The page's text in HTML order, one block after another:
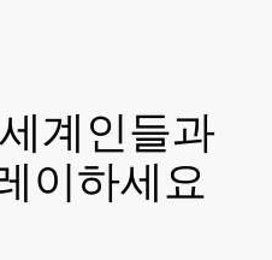
계인들과
이하세요